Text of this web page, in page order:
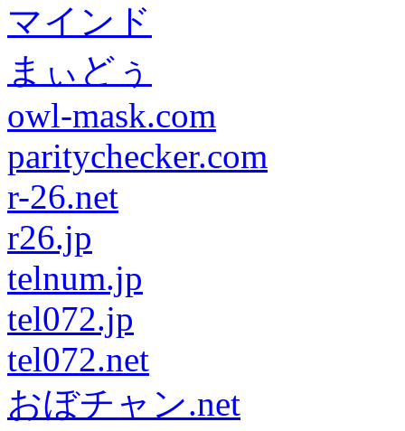
マインド
まぃどぅ
owl-mask.com
paritychecker.com
r-26.net
r26.jp
telnum.jp
tel072.jp
tel072.net
おぼチャン.net